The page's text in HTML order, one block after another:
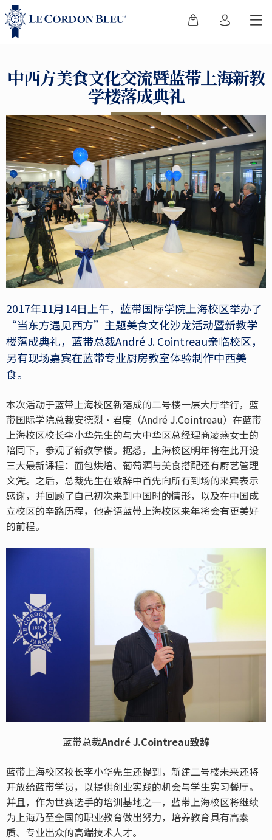
中西方美食文化交流暨蓝带上海新教
学楼落成典礼
2017年11月14日上午，蓝带国际学院上海校区举办了
“当东方遇见西方”主题美食文化沙龙活动暨新教学
楼落成典礼，蓝带总裁André J. Cointreau亲临校区，
另有现场嘉宾在蓝带专业厨房教室体验制作中西美
食。
本次活动于蓝带上海校区新落成的二号楼一层大厅举行，蓝
带国际学院总裁安德烈·君度（André J.Cointreau）在蓝带
上海校区校长李小华先生的与大中华区总经理商凌燕女士的
陪同下，参观了新教学楼。据悉，上海校区明年将在此开设
三大最新课程：面包烘焙、葡萄酒与美食搭配还有厨艺管理
文凭。之后，总裁先生在致辞中首先向所有到场的来宾表示
感谢，并回顾了自己初次来到中国时的情形，以及在中国成
立校区的辛路历程，他寄语蓝带上海校区来年将会有更美好
的前程。
蓝带总裁André J.Cointreau致辞
蓝带上海校区校长李小华先生还提到，新建二号楼未来还将
开放给蓝带学员，以提供创业实践的机会与学生实习餐厅。
并且，作为世赛选手的培训基地之一，蓝带上海校区将继续
为上海乃至全国的职业教育做出努力，培养教育具有高素
质、专业出众的高端技术人才。